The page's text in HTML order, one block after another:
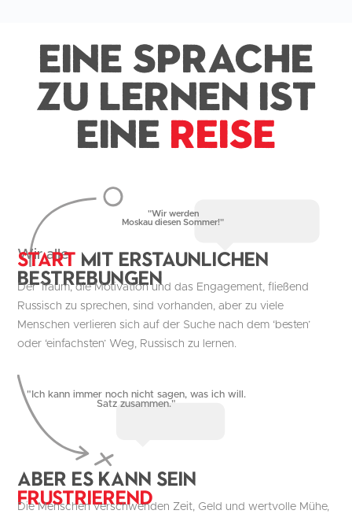
Eine Sprache
zu lernen ist
eine Reise
"Wir werden
Moskau diesen Sommer!"
Wir alle
Start mit erstaunlichen
Bestrebungen
Der Traum, die Motivation und das Engagement, fließend
Russisch zu sprechen, sind vorhanden, aber zu viele
Menschen verlieren sich auf der Suche nach dem ‘besten’
oder ‘einfachsten’ Weg, Russisch zu lernen.
"Ich kann immer noch nicht sagen, was ich will.
Satz zusammen."
Aber es kann sein
Frustrierend
Die Menschen verschwenden Zeit, Geld und wertvolle Mühe,